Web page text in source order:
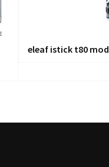
eleaf istick t80 mod